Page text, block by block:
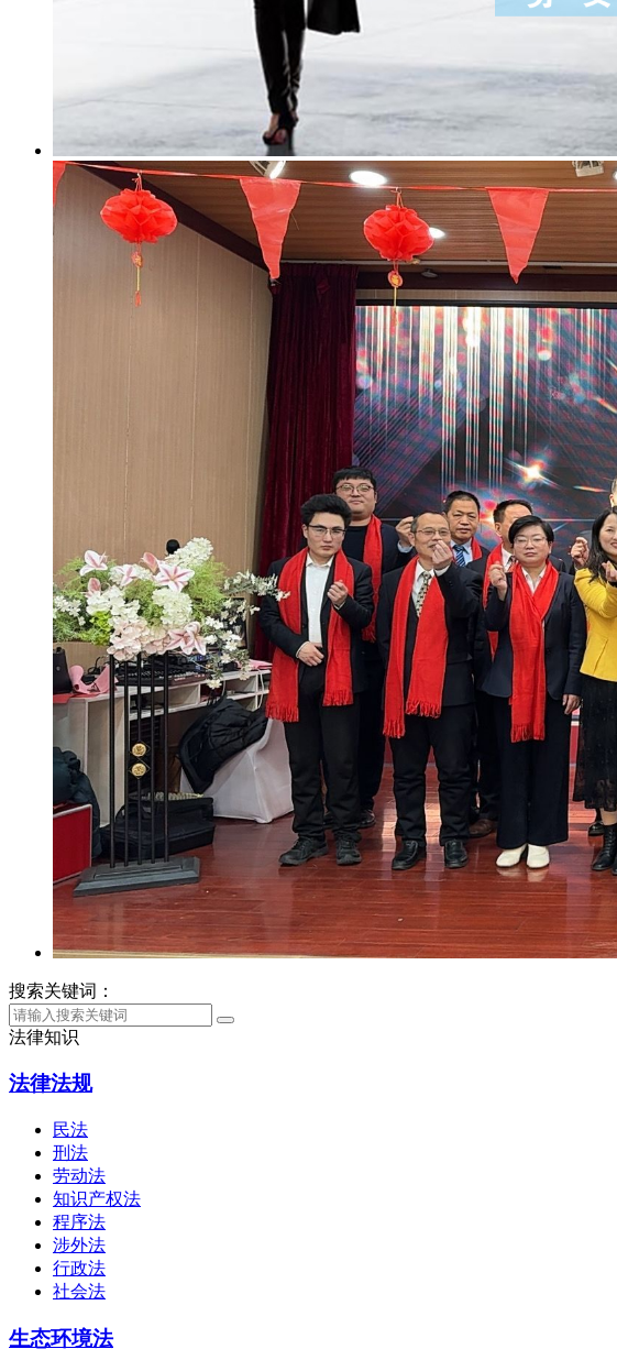
搜索关键词：
法律知识
法律法规
民法
刑法
劳动法
知识产权法
程序法
涉外法
行政法
社会法
生态环境法